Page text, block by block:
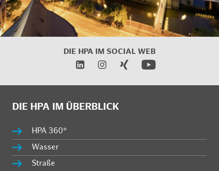
DIE HPA IM SOCIAL WEB
DIE HPA IM ÜBERBLICK
HPA 360°
Wasser
Straße